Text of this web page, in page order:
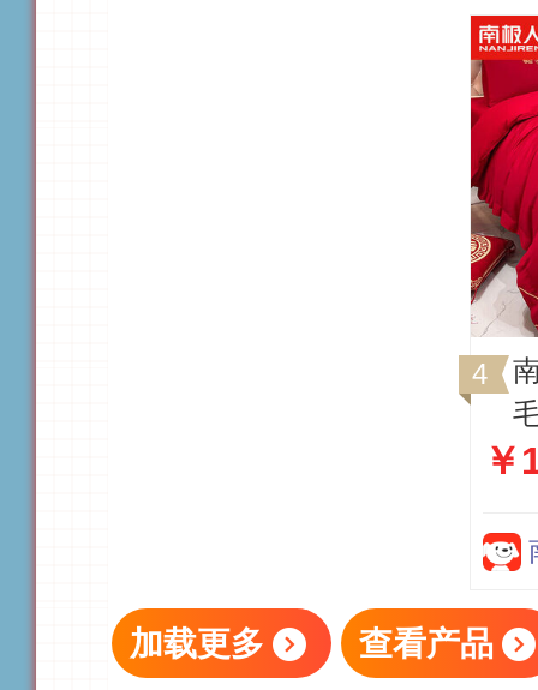
￥
加载更多 查看产品